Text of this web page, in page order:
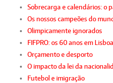
Sobrecarga e calendários: o
Os nossos campeões do
Olimpicamente ignorados
FIFPRO: os 60 anos em Lisboa
Orçamento e desporto
O impacto da lei da
Futebol e imigração